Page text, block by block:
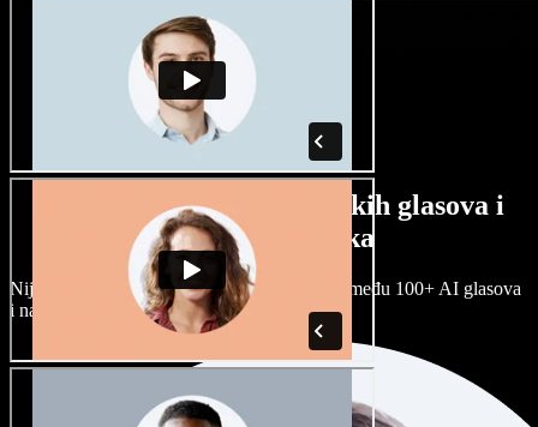
Veliki izbor muških i ženskih glasova i
raznih naglasaka
Nijedan projekt ne mora zvučati isto. Birajte među 100+ AI glasova
i naglasaka i prilagodite ih sebi.